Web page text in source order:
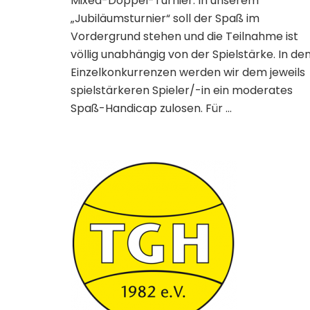
„Jubiläumsturnier“ soll der Spaß im
Vordergrund stehen und die Teilnahme ist
völlig unabhängig von der Spielstärke. In
Einzelkonkurrenzen werden wir dem jeweils
spielstärkeren Spieler/-in ein moderates
Spaß-Handicap zulosen. Für …